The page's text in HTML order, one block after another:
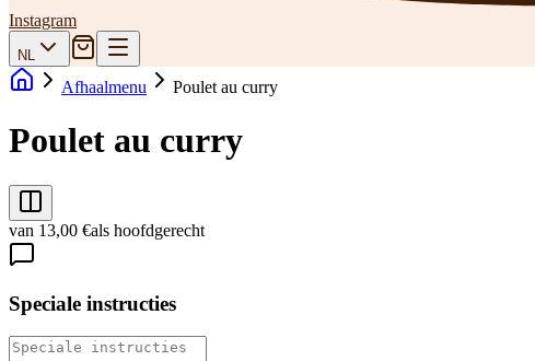
Instagram
NL
Afhaalmenu Poulet au curry
Poulet au curry
van 13,00 €als hoofdgerecht
Speciale instructies